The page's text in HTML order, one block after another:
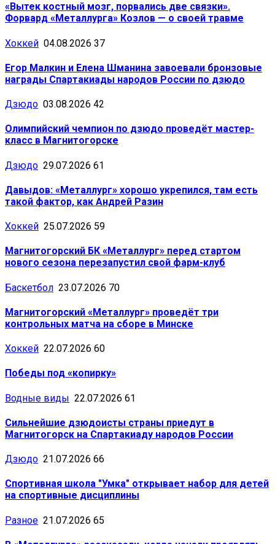
«Вытек костный мозг, порвались две связки».
Форвард «Металлурга» Козлов — о своей травме
Хоккей 04.08.2026 37
Егор Малкин и Елена Шманина завоевали бронзовые
награды Спартакиады народов России по дзюдо
Дзюдо 03.08.2026 42
Олимпийский чемпион по дзюдо проведёт мастер-
класс в Магнитогорске
Дзюдо 29.07.2026 61
Давыдов: «Металлург» хорошо укрепился, там есть
такой фактор, как Андрей Разин
Хоккей 25.07.2026 59
Магнитогорский БК «Металлург» перед стартом
нового сезона перезапустил свой фарм-клуб
Баскетбол 23.07.2026 70
Магнитогорский «Металлург» проведёт три
контрольных матча на сборе в Минске
Хоккей 22.07.2026 60
Победы под «копирку»
Водные виды 22.07.2026 61
Сильнейшие дзюдоисты страны приедут в
Магнитогорск на Спартакиаду народов России
Дзюдо 21.07.2026 66
Спортивная школа "Умка" открывает набор для детей
на спортивные дисциплины
Разное 21.07.2026 65